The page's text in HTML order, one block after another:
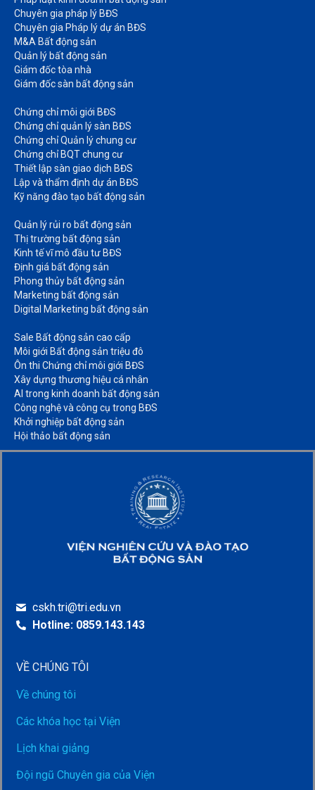
Chuyên gia pháp lý BĐS
Chuyên gia Pháp lý dự án BĐS
M&A Bất động sản​
Quản lý bất động sản
Giám đốc tòa nhà​
Giám đốc sàn bất động sản
Chứng chỉ môi giới BĐS​
Chứng chỉ quản lý sàn BĐS
Chứng chỉ Quản lý chung cư​
Chứng chỉ BQT chung cư​
Thiết lập sàn giao dịch BĐS​
Lập và thẩm định dự án BĐS​
Kỹ năng đào tạo bất động sản​
Quản lý rủi ro bất động sản​
Thị trường bất động sản​
Kinh tế vĩ mô đầu tư BĐS​
Định giá bất động sản​
Phong thủy bất động sản​
Marketing bất động sản​
Digital Marketing bất động sản​
Sale Bất động sản cao cấp​
Môi giới Bất động sản triệu đô​
Ôn thi Chứng chỉ môi giới BĐS​
Xây dựng thương hiệu cá nhân​
AI trong kinh doanh bất động sản​
Công nghệ và công cụ trong BĐS​
Khởi nghiệp bất động sản​
Hội thảo bất động sản​
cskh.tri@tri.edu.vn
Hotline: 0859.143.143
VỀ CHÚNG TÔI
Về chúng tôi
Các khóa học tại Viện
Lịch khai giảng
Đội ngũ Chuyên gia của Viện